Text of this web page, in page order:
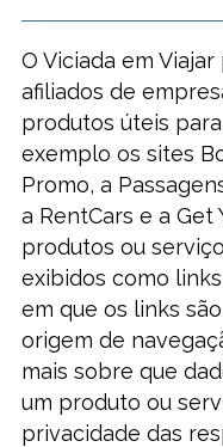
O Viciada em
afiliados de
produtos úteis
exemplo os sites
Promo, a
a RentCars e a Get
produtos ou
exibidos como
em que os links
origem de
mais sobre que
um produto ou
privacidade das